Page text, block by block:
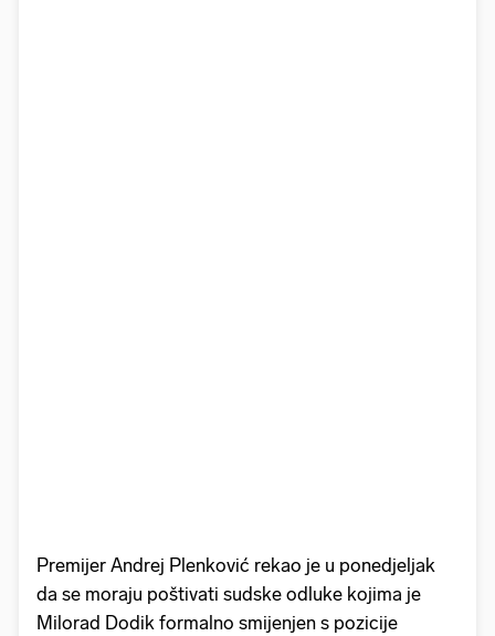
Premijer Andrej Plenković rekao je u ponedjeljak
da se moraju poštivati sudske odluke kojima je
Milorad Dodik formalno smijenjen s pozicije